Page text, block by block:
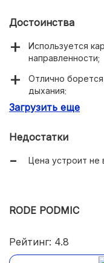
Достоинства
Используется
направленности;
Отлично
дыхания;
Длительный срок
частот.
Загрузить еще
Недостатки
Цена устроит не
RODE PODMIC
Рейтинг: 4.8